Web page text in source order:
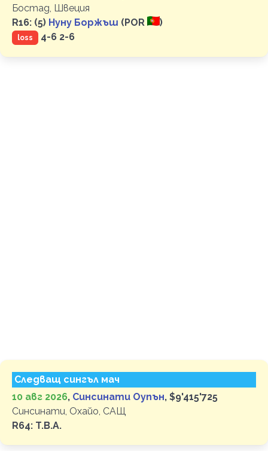
Бостад, Швеция
R16: (5) Нуну Боржъш (POR )
loss 4-6 2-6
Следващ сингъл мач
10 авг 2026, Синсинати Оупън, $9'415'725
Синсинати, Охайо, САЩ
R64: T.B.A.